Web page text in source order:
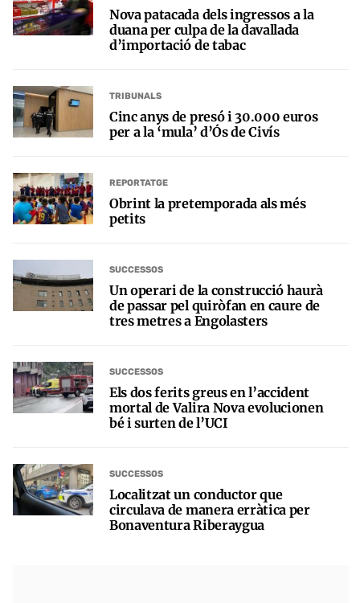
Nova patacada dels ingressos a la
duana per culpa de la davallada
d’importació de tabac
TRIBUNALS
Cinc anys de presó i 30.000 euros
per a la ‘mula’ d’Ós de Civís
REPORTATGE
Obrint la pretemporada als més
petits
SUCCESSOS
Un operari de la construcció haurà
de passar pel quiròfan en caure de
tres metres a Engolasters
SUCCESSOS
Els dos ferits greus en l’accident
mortal de Valira Nova evolucionen
bé i surten de l’UCI
SUCCESSOS
Localitzat un conductor que
circulava de manera erràtica per
Bonaventura Riberaygua